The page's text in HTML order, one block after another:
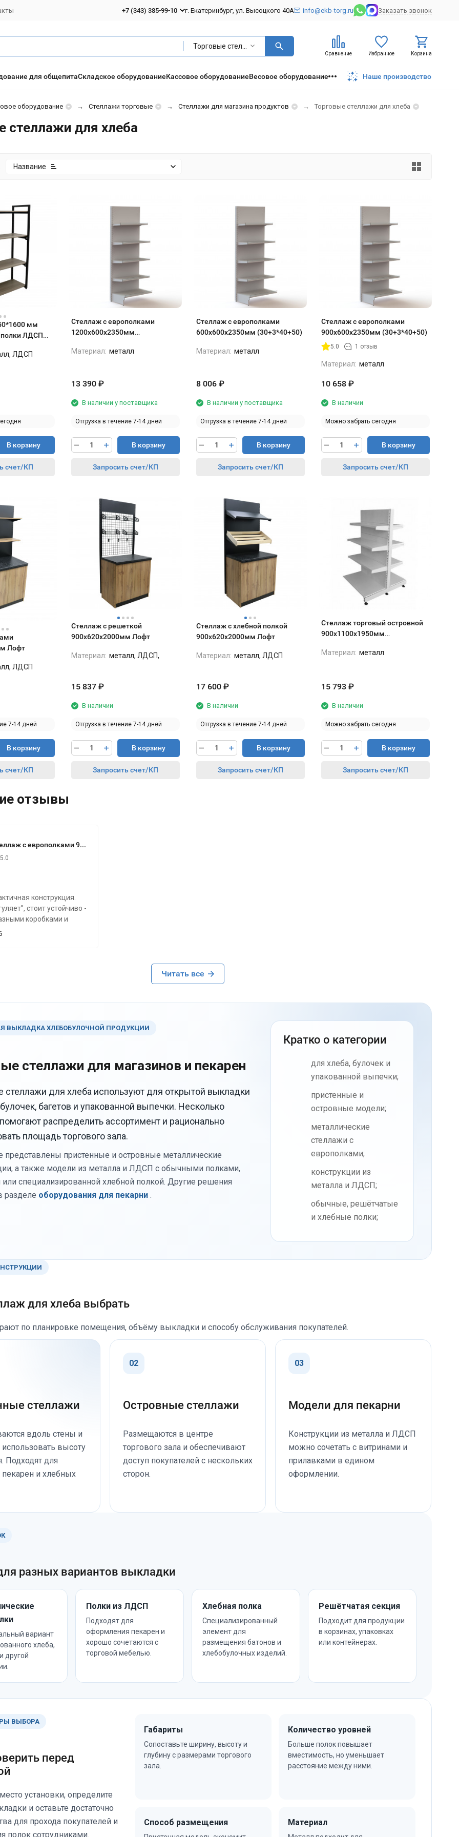
+7 (343) 385-99-10 г. Екатеринбург, ул. Высоцкого 40А info@ekb-torg.ru Заказать звонок
Сравнение Избранное Корзина
для общепитаСкладское оборудованиеКассовое оборудованиеВесовое оборудование Наше производство
оборудование Стеллажи торговые Стеллажи для магазина продуктов Торговые стеллажи для хлеба
стеллажи для хлеба
Название
мм
ЛДСП
ЛДСП
В корзину
счет/КП
Стеллаж с европолками
1200х600х2350мм
Материал: металл
13 390 ₽
В наличии у поставщика
Отгрузка в течение 7-14 дней
В корзину
Запросить счет/КП
Стеллаж с европолками
600х600х2350мм (30+3*40+50)
Материал: металл
8 006 ₽
В наличии у поставщика
Отгрузка в течение 7-14 дней
В корзину
Запросить счет/КП
Стеллаж с европолками
900х600х2350мм (30+3*40+50)
5.0 1 отзыв
Материал: металл
10 658 ₽
В наличии
Можно забрать сегодня
В корзину
Запросить счет/КП
Лофт
ЛДСП
7-14 дней
В корзину
счет/КП
Стеллаж с решеткой
900х620х2000мм Лофт
Материал: металл, ЛДСП,
15 837 ₽
В наличии
Отгрузка в течение 7-14 дней
В корзину
Запросить счет/КП
Стеллаж с хлебной полкой
900х620х2000мм Лофт
Материал: металл, ЛДСП
17 600 ₽
В наличии
Отгрузка в течение 7-14 дней
В корзину
Запросить счет/КП
Стеллаж торговый островной
900х1100х1950мм
Материал: металл
15 793 ₽
В наличии
Можно забрать сегодня
В корзину
Запросить счет/КП
отзывы
Стеллаж с европолками 900х600х2350мм (30+3*40+50)
5.0
конструкция.
стоит устойчиво -
коробками и
не скручивается и не
без проблем (вес
Читать все
ВЫКЛАДКА ХЛЕБОБУЛОЧНОЙ ПРОДУКЦИИ
стеллажи для магазинов и пекарен
стеллажи для хлеба используют для открытой выкладки
багетов и упакованной выпечки. Несколько
распределить ассортимент и рационально
площадь торгового зала.
представлены пристенные и островные металлические
а также модели из металла и ЛДСП с обычными полками,
специализированной хлебной полкой. Другие решения
разделе оборудования для пекарни .
Кратко о категории
для хлеба, булочек и
упакованной выпечки;
пристенные и
островные модели;
металлические
стеллажи с
европолками;
конструкции из
металла и ЛДСП;
обычные, решётчатые
и хлебные полки;
для хлеба выбрать
по планировке помещения, объёму выкладки и способу обслуживания покупателей.
стеллажи
вдоль стены и
высоту
Подходят для
пекарен и хлебных
02
Островные стеллажи
Размещаются в центре
торгового зала и обеспечивают
доступ покупателей с нескольких
сторон.
03
Модели для пекарни
Конструкции из металла и ЛДСП
можно сочетать с витринами и
прилавками в едином
оформлении.
разных вариантов выкладки
вариант
хлеба,
другой
Полки из ЛДСП
Подходят для
оформления пекарен и
хорошо сочетаются с
торговой мебелью.
Хлебная полка
Специализированный
элемент для
размещения батонов и
хлебобулочных изделий.
Решётчатая секция
Подходит для продукции
в корзинах, упаковках
или контейнерах.
ВЫБОРА
перед
установки, определите
и оставьте достаточно
для прохода покупателей и
полок сотрудниками.
Габариты
Сопоставьте ширину, высоту и
глубину с размерами торгового
зала.
Количество уровней
Больше полок повышает
вместимость, но уменьшает
расстояние между ними.
Способ размещения Материал